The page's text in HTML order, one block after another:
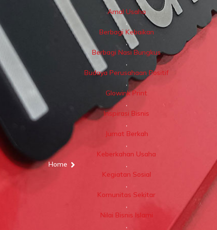
Home
Amal Usaha
,
Berbagi Kebaikan
,
Berbagi Nasi Bungkus
,
Budaya Perusahaan Positif
,
Glowink Print
,
Inspirasi Bisnis
,
Jumat Berkah
,
Keberkahan Usaha
,
Kegiatan Sosial
,
Komunitas Sekitar
,
Nilai Bisnis Islami
,